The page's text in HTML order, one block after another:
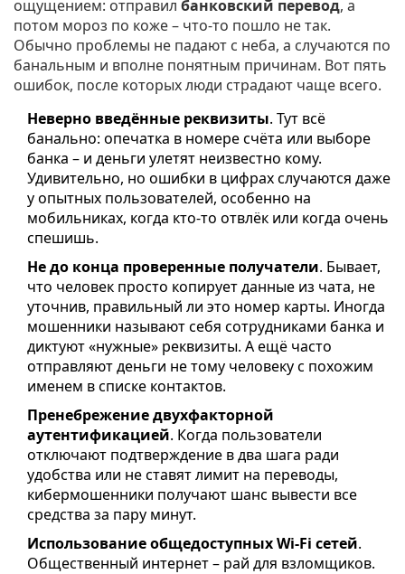
ощущением: отправил банковский перевод, а
потом мороз по коже – что-то пошло не так.
Обычно проблемы не падают с неба, а случаются по
банальным и вполне понятным причинам. Вот пять
ошибок, после которых люди страдают чаще всего.
Неверно введённые реквизиты. Тут всё
банально: опечатка в номере счёта или выборе
банка – и деньги улетят неизвестно кому.
Удивительно, но ошибки в цифрах случаются даже
у опытных пользователей, особенно на
мобильниках, когда кто-то отвлёк или когда очень
спешишь.
Не до конца проверенные получатели. Бывает,
что человек просто копирует данные из чата, не
уточнив, правильный ли это номер карты. Иногда
мошенники называют себя сотрудниками банка и
диктуют «нужные» реквизиты. А ещё часто
отправляют деньги не тому человеку с похожим
именем в списке контактов.
Пренебрежение двухфакторной
аутентификацией. Когда пользователи
отключают подтверждение в два шага ради
удобства или не ставят лимит на переводы,
кибермошенники получают шанс вывести все
средства за пару минут.
Использование общедоступных Wi-Fi сетей.
Общественный интернет – рай для взломщиков.